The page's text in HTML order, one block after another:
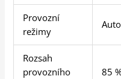
Provozní
režimy
Rozsah
provozního
85